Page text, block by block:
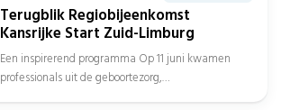
Terugblik Regiobijeenkomst
Kansrijke Start Zuid-Limburg
Een inspirerend programma Op 11 juni kwamen
professionals uit de geboortezorg,